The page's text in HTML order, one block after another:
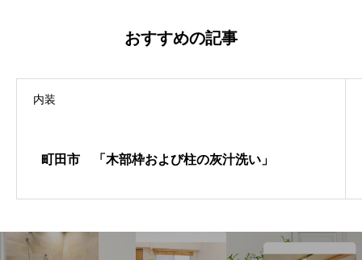
おすすめの記事
内装
町田市 「木部枠および柱の灰汁洗い」